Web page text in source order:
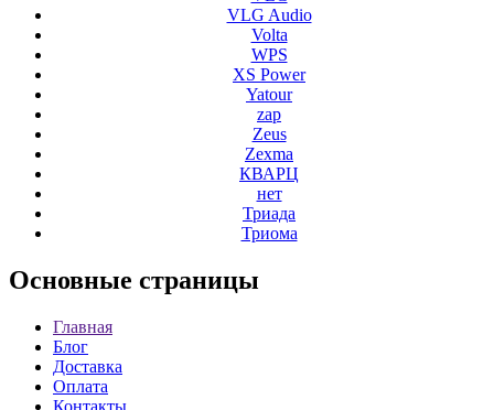
VLG Audio
Volta
WPS
XS Power
Yatour
zap
Zeus
Zexma
КВАРЦ
нет
Триада
Триома
Основные страницы
Главная
Блог
Доставка
Оплата